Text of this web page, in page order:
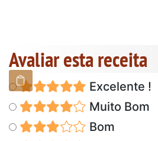
Avaliar esta receita
Excelente !
Muito Bom
Bom